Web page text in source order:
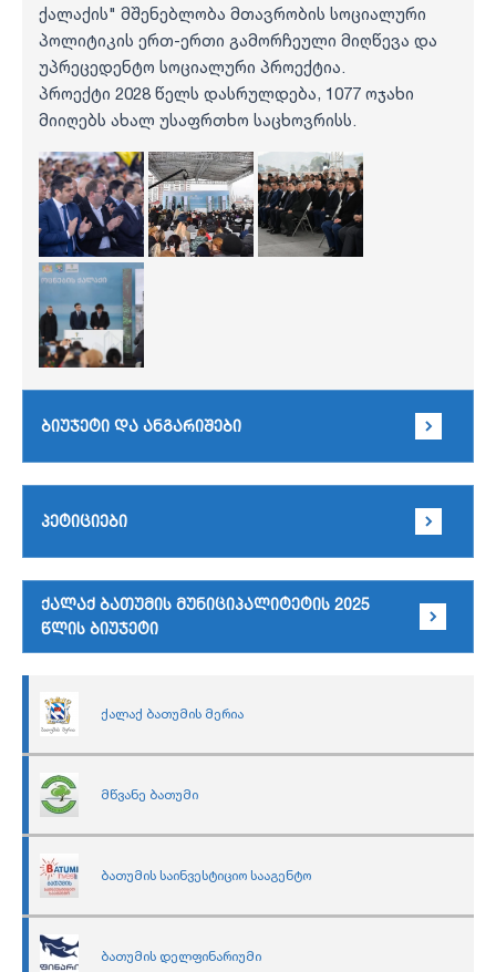
ბიუჯეტი და ანგარიშები
პეტიციები
ქალაქ ბათუმის მუნიციპალიტეტის 2025
წლის ბიუჯეტი
ქალაქ ბათუმის მერია
მწვანე ბათუმი
ბათუმის საინვესტიციო სააგენტო
ბათუმის დელფინარიუმი
ქალაქის" მშენებლობა მთავრობის სოციალური
პოლიტიკის ერთ-ერთი გამორჩეული მიღწევა და
უპრეცედენტო სოციალური პროექტია.
პროექტი 2028 წელს დასრულდება, 1077 ოჯახი
მიიღებს ახალ უსაფრთხო საცხოვრისს.